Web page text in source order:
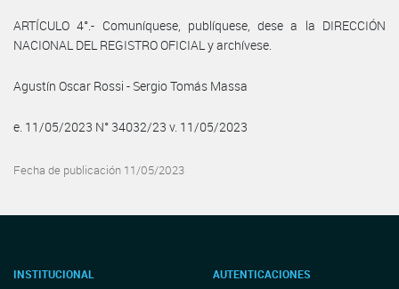
ARTÍCULO 4°.- Comuníquese, publíquese, dese a la DIRECCIÓN
NACIONAL DEL REGISTRO OFICIAL y archívese.
Agustín Oscar Rossi - Sergio Tomás Massa
e. 11/05/2023 N° 34032/23 v. 11/05/2023
Fecha de publicación 11/05/2023
INSTITUCIONAL AUTENTICACIONES